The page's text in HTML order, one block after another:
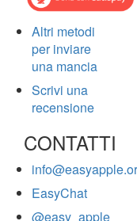
Altri metodi
per inviare
una mancia
Scrivi una
recensione
CONTATTI
EasyChat
@easy_apple